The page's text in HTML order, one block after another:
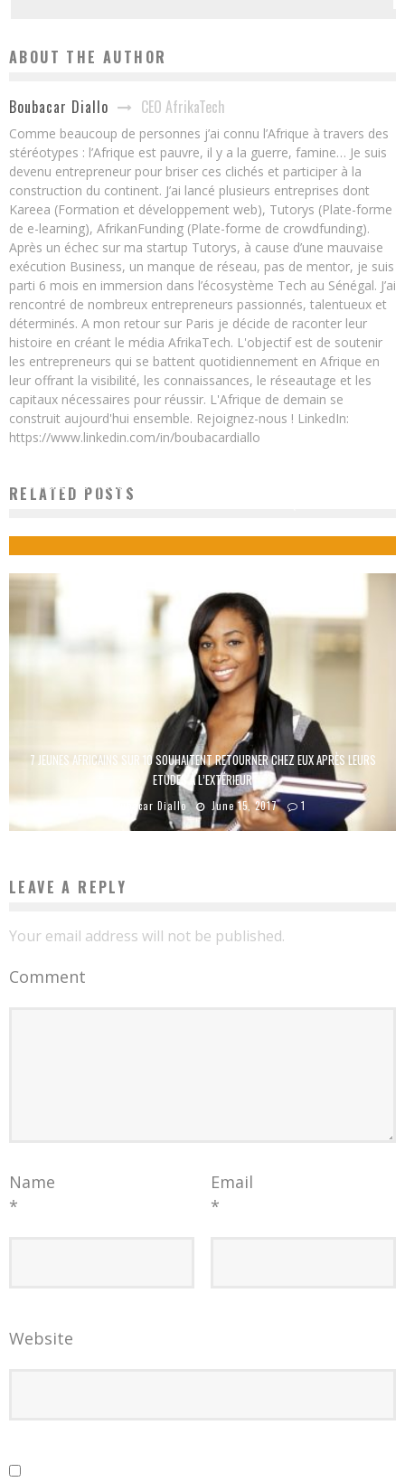
ABOUT THE AUTHOR
Boubacar Diallo CEO AfrikaTech
Comme beaucoup de personnes j’ai connu l’Afrique à travers des
stéréotypes : l’Afrique est pauvre, il y a la guerre, famine… Je suis
devenu entrepreneur pour briser ces clichés et participer à la
construction du continent. J’ai lancé plusieurs entreprises dont
Kareea (Formation et développement web), Tutorys (Plate-forme
de e-learning), AfrikanFunding (Plate-forme de crowdfunding).
Après un échec sur ma startup Tutorys, à cause d’une mauvaise
exécution Business, un manque de réseau, pas de mentor, je suis
parti 6 mois en immersion dans l’écosystème Tech au Sénégal. J’ai
rencontré de nombreux entrepreneurs passionnés, talentueux et
déterminés. A mon retour sur Paris je décide de raconter leur
histoire en créant le média AfrikaTech. L'objectif est de soutenir
les entrepreneurs qui se battent quotidiennement en Afrique en
leur offrant la visibilité, les connaissances, le réseautage et les
capitaux nécessaires pour réussir. L'Afrique de demain se
construit aujourd'hui ensemble. Rejoignez-nous ! LinkedIn:
https://www.linkedin.com/in/boubacardiallo
RELATED POSTS
SÉNÉGAL : LES PRODUCTEURS AUDIOVISUELS SE REGROUPENT EN ASSOCIATION
POUR AFFRONTER LA NOUVELLE ÈRE NUMÉRIQUE
7 JEUNES AFRICAINS SUR 10 SOUHAITENT RETOURNER CHEZ EUX APRÈS LEURS
ETUDES À L’EXTÉRIEUR
Boubacar Diallo June 15, 2017 1
LEAVE A REPLY
Your email address will not be published.
Comment
Name
*
Email
*
Website